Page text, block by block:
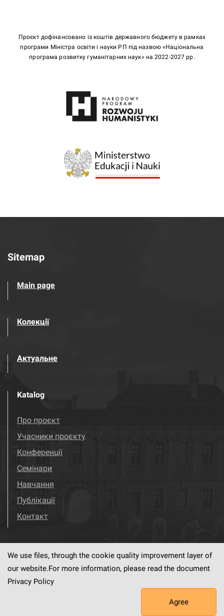
Проєкт дофінансовано із коштів державного бюджету в рамках
програми Міністра освіти і науки РП під назвою «Національна
програма розвитку гуманітарних наук» на 2022-2027 рр.
Sitemap
Main page
Колекції
Актуальне
Katalog
Про проєкт
Учасники проєкту
Конференції
Семінари
Навчання
Публікації
Контакт
Visit us! Facebook
software created by
We use files, through the cookie quality improvement layer of
our website.For more information, please read the document
Privacy Policy
Agree